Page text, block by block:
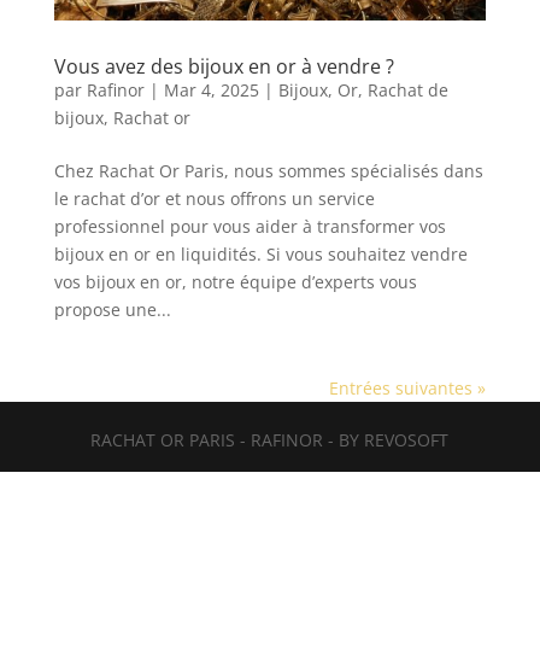
Vous avez des bijoux en or à vendre ?
par Rafinor| Mar 4, 2025| Bijoux, Or, Rachat de
bijoux, Rachat or
Chez Rachat Or Paris, nous sommes spécialisés dans
le rachat d’or et nous offrons un service
professionnel pour vous aider à transformer vos
bijoux en or en liquidités. Si vous souhaitez vendre
vos bijoux en or, notre équipe d’experts vous
propose une...
Entrées suivantes »
RACHAT OR PARIS - RAFINOR - BY REVOSOFT